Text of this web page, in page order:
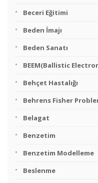
Beceri Eğitimi
Beden İmajı
Beden Sanatı
BEEM(Ballistic
Behçet Hastalığı
Behrens Fisher
Belagat
Benzetim
Benzetim Modelleme
Beslenme